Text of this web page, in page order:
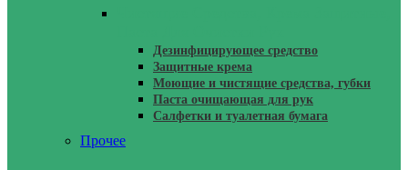
Дезинфицирующее средство
Защитные крема
Моющие и чистящие средства, губки
Паста очищающая для рук
Салфетки и туалетная бумага
Прочее